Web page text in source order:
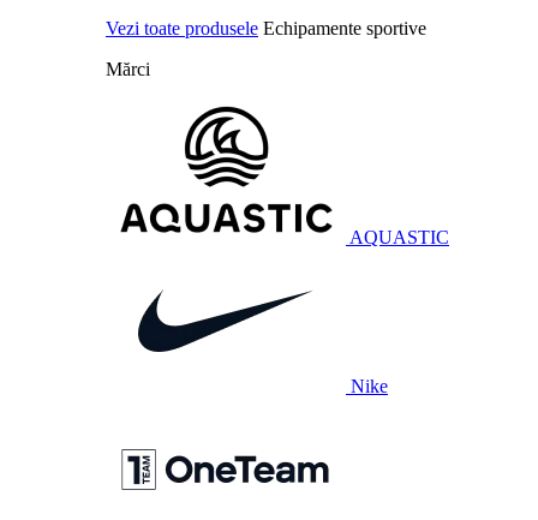
Vezi toate produsele Echipamente sportive
Mărci
AQUASTIC
Nike